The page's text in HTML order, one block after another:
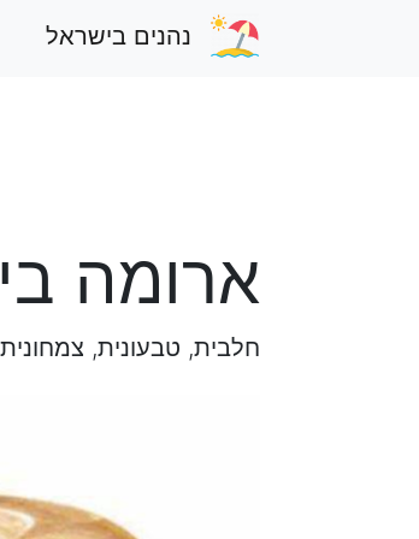
נהנים בישראל
ארומה
חלבית, טבעונית, צמחונית